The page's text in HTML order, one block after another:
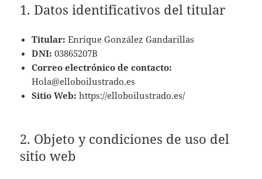
1. Datos identificativos del titular
Titular: Enrique González Gandarillas
DNI: 03865207B
Correo electrónico de contacto:
Hola@elloboilustrado.es
Sitio Web: https://elloboilustrado.es/
2. Objeto y condiciones de uso del
sitio web